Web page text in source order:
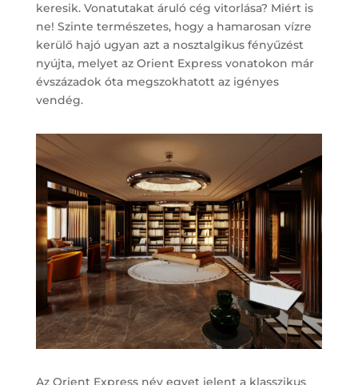
keresik. Vonatutakat áruló cég vitorlása? Miért is
ne! Szinte természetes, hogy a hamarosan vízre
kerülő hajó ugyan azt a nosztalgikus fényűzést
nyújta, melyet az Orient Express vonatokon már
évszázadok óta megszokhatott az igényes
vendég.
Az Orient Express név egyet jelent a klasszikus